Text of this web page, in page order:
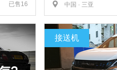
已售16 中国 · 三亚
接送机